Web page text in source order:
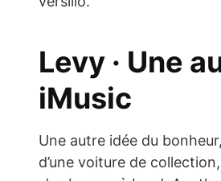
Levy · Une
iMusic
Une autre idée du
d’une voiture de